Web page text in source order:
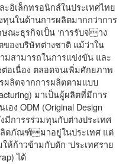
อิเล็กทรอนิกส์ในประเทศไทย
ทุนในด้านการผลิตมากกว่าการ
ะธุรกิจเป็น ‘การรับจาง
ของบริษัทต่างชาติ แม้ว่าใน
สามารถในการแข่งขัน และ
อเนื่อง ตลอดจนเพิ่มศักยภาพ
ผลิตจากการผลิตตามแบบ
มาเป็นผู้ผลิตที่มีการ
ง ODM (Original Design
มีการรร่วมทุนกับต่างประเทศ
ตภัณฑ์มาอยู่ในประเทศ แต่
ก้าวข้ามกับดัก ‘ประเทศราย
ได้